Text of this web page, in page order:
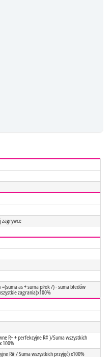
zagrywce
=(suma as + suma piłek /) - suma błedów
zagrania)x100%
R+ + perfekcyjne R# )/Suma wszystkich
100%
R# / Suma wszystkich przyjęć) x100%